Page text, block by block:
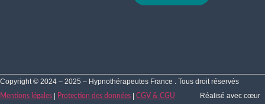
Copyright © 2024 – 2025 – Hypnothérapeutes France . Tous droit réservés
Mentions légales Protection des données CGV & CGU
Réalisé avec cœur